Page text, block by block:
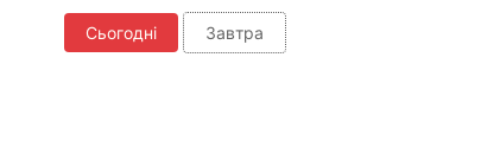
Сьогодні Завтра